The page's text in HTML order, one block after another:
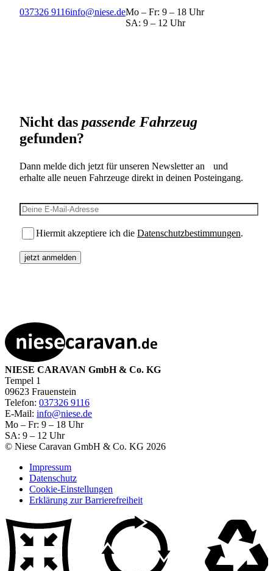
037326 9116info@niese.deMo – Fr: 9 – 18 Uhr
SA: 9 – 12 Uhr
Nicht das passende Fahrzeug
gefunden?
Dann melde dich jetzt für unseren Newsletter an und
erhalte alle neuen Fahrzeuge direkt in deinen Posteingang.
E-Mail-Adresse
Hiermit akzeptiere ich die Datenschutzbestimmungen.
NIESE CARAVAN GmbH & Co. KG
Tempel 1
09623 Frauenstein
Telefon: 037326 9116
E-Mail: info@niese.de
Mo – Fr: 9 – 18 Uhr
SA: 9 – 12 Uhr
© Niese Caravan GmbH & Co. KG 2026
Impressum
Datenschutz
Cookie-Einstellungen
Erklärung zur Barrierefreiheit